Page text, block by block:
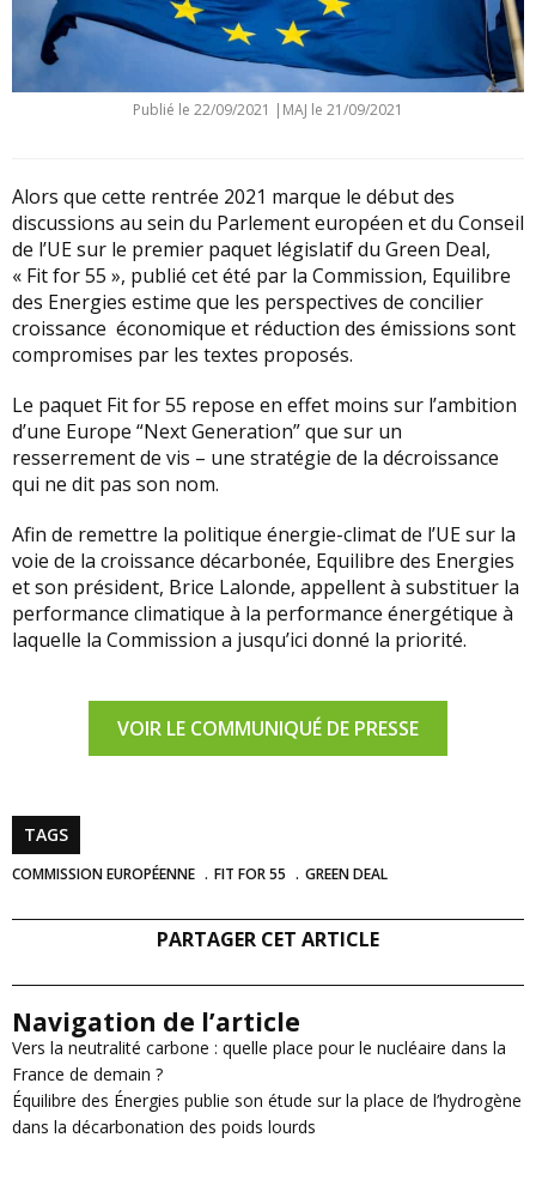
Publié le 22/09/2021 | MAJ le 21/09/2021
Alors que cette rentrée 2021 marque le début des
discussions au sein du Parlement européen et du Conseil
de l’UE sur le premier paquet législatif du Green Deal,
« Fit for 55 », publié cet été par la Commission, Equilibre
des Energies estime que les perspectives de concilier
croissance économique et réduction des émissions sont
compromises par les textes proposés.
Le paquet Fit for 55 repose en effet moins sur l’ambition
d’une Europe “Next Generation” que sur un
resserrement de vis – une stratégie de la décroissance
qui ne dit pas son nom.
Afin de remettre la politique énergie-climat de l’UE sur la
voie de la croissance décarbonée, Equilibre des Energies
et son président, Brice Lalonde, appellent à substituer la
performance climatique à la performance énergétique à
laquelle la Commission a jusqu’ici donné la priorité.
VOIR LE COMMUNIQUÉ DE PRESSE
TAGS
COMMISSION EUROPÉENNE FIT FOR 55 GREEN DEAL
PARTAGER CET ARTICLE
Navigation de l’article
Vers la neutralité carbone : quelle place pour le nucléaire dans la
France de demain ?
Équilibre des Énergies publie son étude sur la place de l’hydrogène
dans la décarbonation des poids lourds